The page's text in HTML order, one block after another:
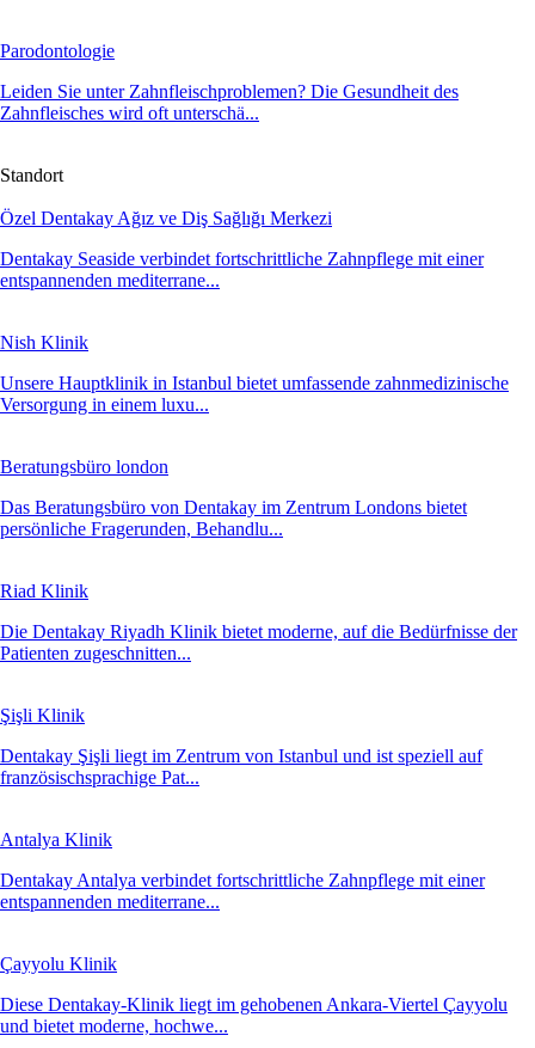
Parodontologie
Leiden Sie unter Zahnfleischproblemen? Die Gesundheit des
Zahnfleisches wird oft unterschä...
Standort
Özel Dentakay Ağız ve Diş Sağlığı Merkezi
Dentakay Seaside verbindet fortschrittliche Zahnpflege mit einer
entspannenden mediterrane...
Nish Klinik
Unsere Hauptklinik in Istanbul bietet umfassende zahnmedizinische
Versorgung in einem luxu...
Beratungsbüro london
Das Beratungsbüro von Dentakay im Zentrum Londons bietet
persönliche Fragerunden, Behandlu...
Riad Klinik
Die Dentakay Riyadh Klinik bietet moderne, auf die Bedürfnisse der
Patienten zugeschnitten...
Şişli Klinik
Dentakay Şişli liegt im Zentrum von Istanbul und ist speziell auf
französischsprachige Pat...
Antalya Klinik
Dentakay Antalya verbindet fortschrittliche Zahnpflege mit einer
entspannenden mediterrane...
Çayyolu Klinik
Diese Dentakay-Klinik liegt im gehobenen Ankara-Viertel Çayyolu
und bietet moderne, hochwe...